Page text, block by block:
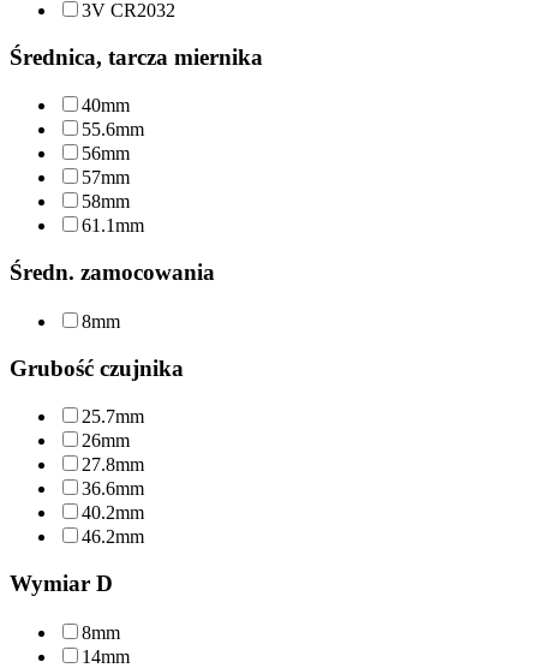
3V CR2032
Średnica, tarcza miernika
40mm
55.6mm
56mm
57mm
58mm
61.1mm
Średn. zamocowania
8mm
Grubość czujnika
25.7mm
26mm
27.8mm
36.6mm
40.2mm
46.2mm
Wymiar D
8mm
14mm